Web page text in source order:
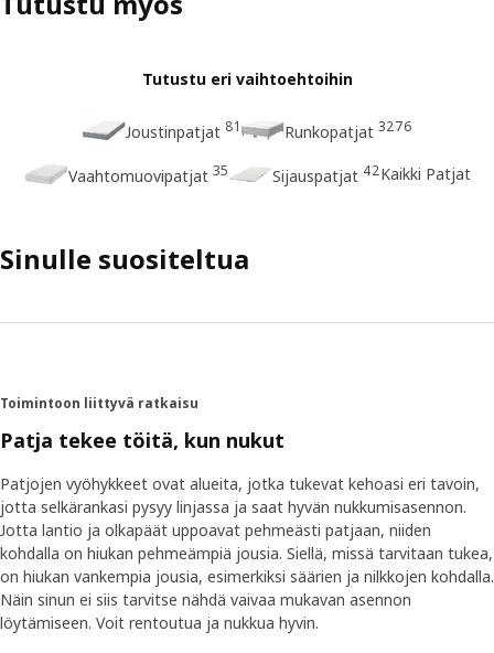
Tutustu eri vaihtoehtoihin
Joustinpatjat 81 Runkopatjat 3276
Vaahtomuovipatjat 35 Sijauspatjat 42Kaikki Patjat
Sinulle suositeltua
Toimintoon liittyvä ratkaisu
Patja tekee töitä, kun nukut
Patjojen vyöhykkeet ovat alueita, jotka tukevat kehoasi eri tavoin,
jotta selkärankasi pysyy linjassa ja saat hyvän nukkumisasennon.
Jotta lantio ja olkapäät uppoavat pehmeästi patjaan, niiden
kohdalla on hiukan pehmeämpiä jousia. Siellä, missä tarvitaan tukea,
on hiukan vankempia jousia, esimerkiksi säärien ja nilkkojen kohdalla.
Näin sinun ei siis tarvitse nähdä vaivaa mukavan asennon
löytämiseen. Voit rentoutua ja nukkua hyvin.